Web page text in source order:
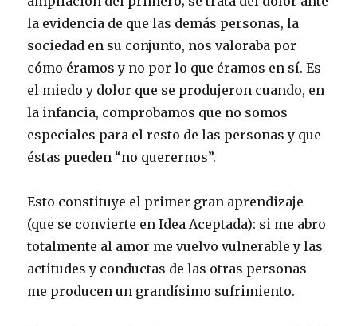
la evidencia de que las demás personas, la
sociedad en su conjunto, nos valoraba por
cómo éramos y no por lo que éramos en sí. Es
el miedo y dolor que se produjeron cuando, en
la infancia, comprobamos que no somos
especiales para el resto de las personas y que
éstas pueden “no querernos”.
Esto constituye el primer gran aprendizaje
(que se convierte en Idea Aceptada): si me abro
totalmente al amor me vuelvo vulnerable y las
actitudes y conductas de las otras personas
me producen un grandísimo sufrimiento.